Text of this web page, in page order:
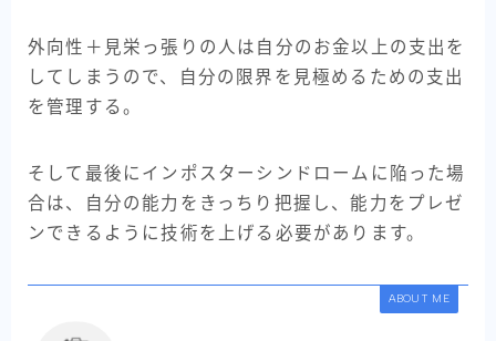
外向性＋見栄っ張りの人は自分のお金以上の支出を
してしまうので、自分の限界を見極めるための支出
を管理する。
そして最後にインポスターシンドロームに陥った場
合は、自分の能力をきっちり把握し、能力をプレゼ
ンできるように技術を上げる必要があります。
ABOUT ME